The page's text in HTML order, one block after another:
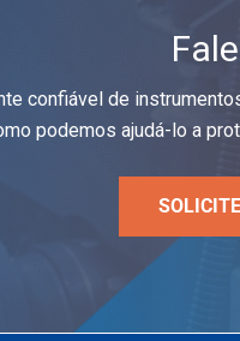
confiável de
podemos ajudá-lo a